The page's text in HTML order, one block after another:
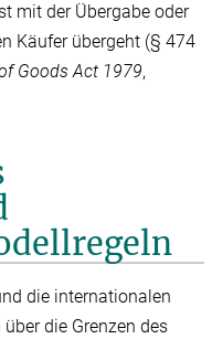
mit der Übergabe oder
Käufer übergeht (§ 474
Goods Act 1979,
die internationalen
die Grenzen des